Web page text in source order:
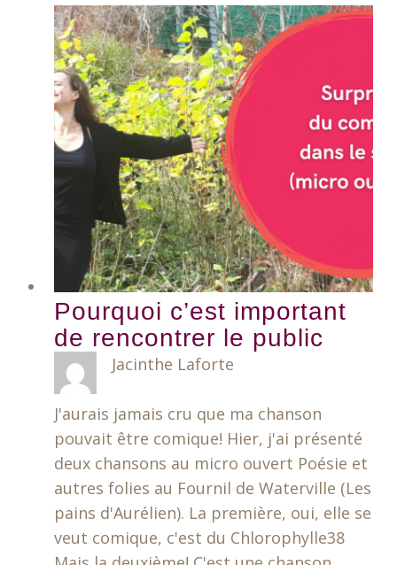
Pourquoi c’est important
de rencontrer le public
Jacinthe Laforte
J'aurais jamais cru que ma chanson
pouvait être comique! Hier, j'ai présenté
deux chansons au micro ouvert Poésie et
autres folies au Fournil de Waterville (Les
pains d'Aurélien). La première, oui, elle se
veut comique, c'est du Chlorophylle38